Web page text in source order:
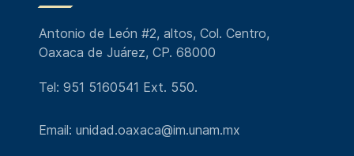
Antonio de León #2, altos, Col. Centro,
Oaxaca de Juárez, CP. 68000
Tel: 951 5160541 Ext. 550.
Email: unidad.oaxaca@im.unam.mx